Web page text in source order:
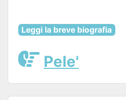
Leggi la breve biografia
Pele'